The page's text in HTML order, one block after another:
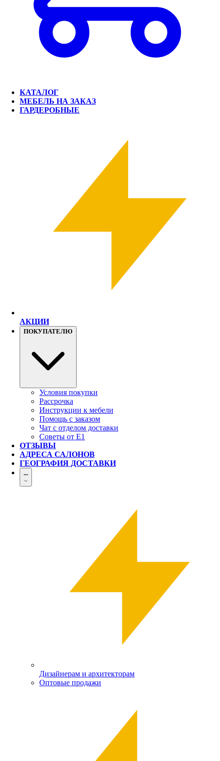
КАТАЛОГ
МЕБЕЛЬ НА ЗАКАЗ
ГАРДЕРОБНЫЕ
АКЦИИ
ПОКУПАТЕЛЮ
Условия покупки
Рассрочка
Инструкции к мебели
Помощь с заказом
Чат с отделом доставки
Советы от Е1
ОТЗЫВЫ
АДРЕСА САЛОНОВ
ГЕОГРАФИЯ ДОСТАВКИ
...
Дизайнерам и архитекторам
Оптовые продажи